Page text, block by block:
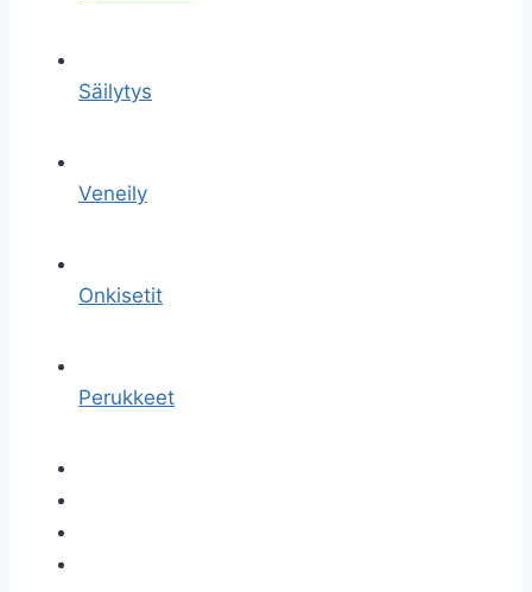
Säilytys
Veneily
Onkisetit
Perukkeet